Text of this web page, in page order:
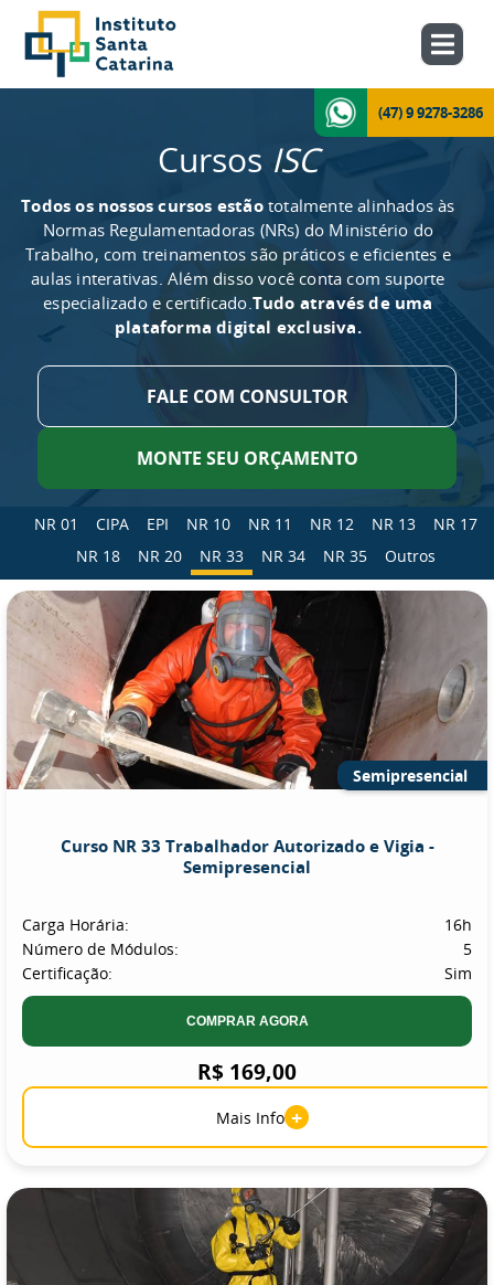
(47) 9 9278-3286
Cursos ISC
Todos os nossos cursos estãototalmente alinhados às
Normas Regulamentadoras (NRs) do Ministério do
Trabalho, com treinamentos são práticos e eficientes e
aulas interativas. Além disso você conta com suporte
especializado e certificado.Tudo através de uma
plataforma digital exclusiva.
FALE COM CONSULTOR
MONTE SEU ORÇAMENTO
NR 01 CIPA EPI NR 10 NR 11 NR 12 NR 13
NR 17
NR 18
NR 20 NR 33 NR 34 NR 35 Outros
Semipresencial
Curso NR 33 Trabalhador Autorizado e Vigia -
Semipresencial
Carga Horária:
16h
Número de Módulos:
5
Certificação:
Sim
COMPRAR AGORA
R$ 169,00
Mais Info +